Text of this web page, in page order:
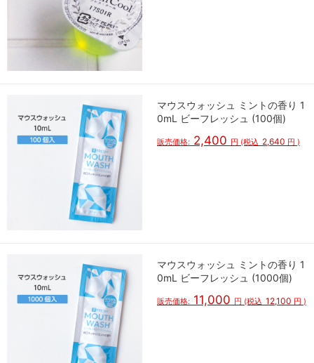
マウスウォッシュ ミントの香り 1
0mL ビーフレッシュ (100個)
販売価格: 2,400 円 (税込 2,640 円 )
マウスウォッシュ ミントの香り 1
0mL ビーフレッシュ (1000個)
販売価格: 11,000 円 (税込 12,100 円 )